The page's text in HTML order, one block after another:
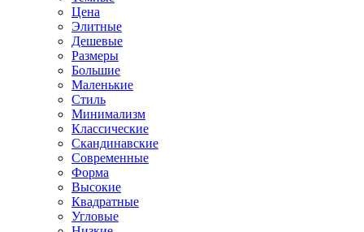
Цена
Элитные
Дешевые
Размеры
Большие
Маленькие
Стиль
Минимализм
Классические
Скандинавские
Современные
Форма
Высокие
Квадратные
Угловые